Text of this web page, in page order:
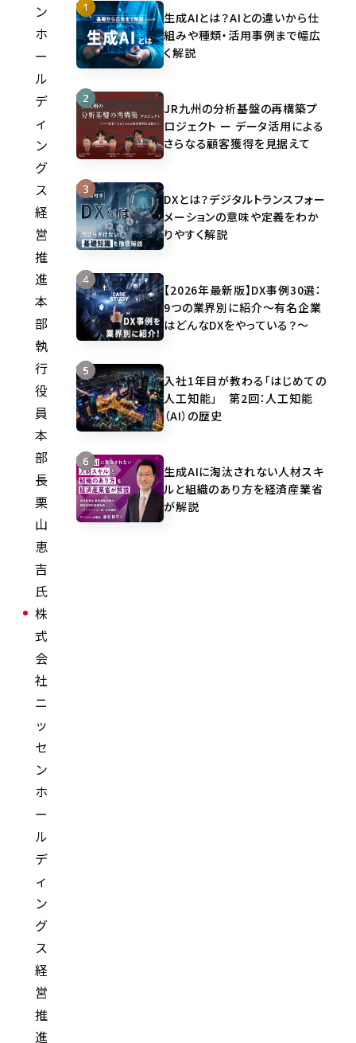
ン
ホ
ー
ル
デ
ィ
ン
グ
ス
経
営
推
進
本
部
執
行
役
員
本
部
長
栗
山
恵
吉
氏
株
式
会
社
ニ
ッ
セ
ン
ホ
ー
ル
デ
ィ
ン
グ
ス
経
営
推
進
生成AIとは？AIとの違いから仕
組みや種類・活用事例まで幅広
く解説
JR九州の分析基盤の再構築プ
ロジェクト ー データ活用による
さらなる顧客獲得を見据えて
DXとは？デジタルトランスフォー
メーションの意味や定義をわか
りやすく解説
【2026年最新版】DX事例30選：
9つの業界別に紹介～有名企業
はどんなDXをやっている？～
入社1年目が教わる「はじめての
人工知能」 第2回：人工知能
（AI）の歴史
生成AIに淘汰されない人材スキ
ルと組織のあり方を経済産業省
が解説